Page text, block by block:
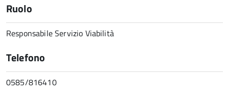
Ruolo
Responsabile Servizio Viabilità
Telefono
0585/816410